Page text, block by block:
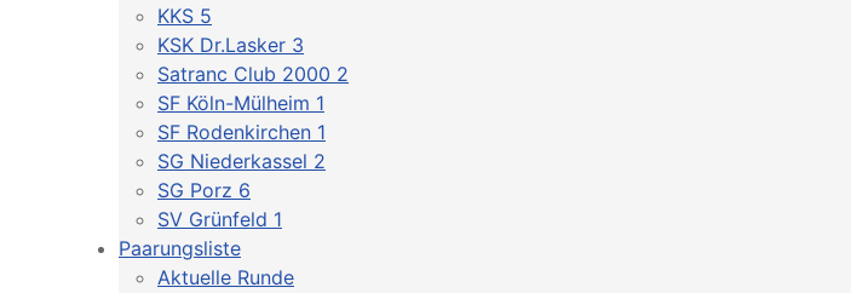
KKS 5
KSK Dr.Lasker 3
Satranc Club 2000 2
SF Köln-Mülheim 1
SF Rodenkirchen 1
SG Niederkassel 2
SG Porz 6
SV Grünfeld 1
Paarungsliste
Aktuelle Runde